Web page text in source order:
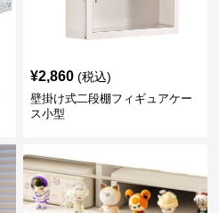
¥2,860 (税込)
壁掛け式二段棚フィギュアケー
ス小型